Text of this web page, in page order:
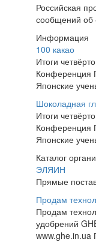
Российская
сообщений об
Информация
100 какао
Итоги
Конференция
Японские
Шоколадная
Итоги
Конференция
Японские
Каталог
ЭЛЯИН
Прямые
Продам
Продам
удобрений
www.ghe.in.ua